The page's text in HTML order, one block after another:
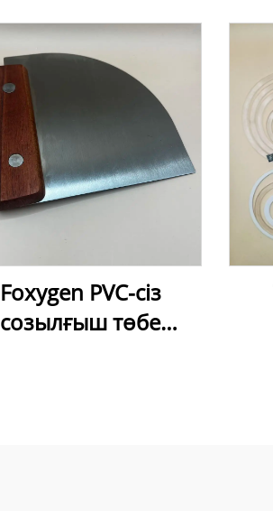
Foxygen PVC-сіз
созылғыш төбе